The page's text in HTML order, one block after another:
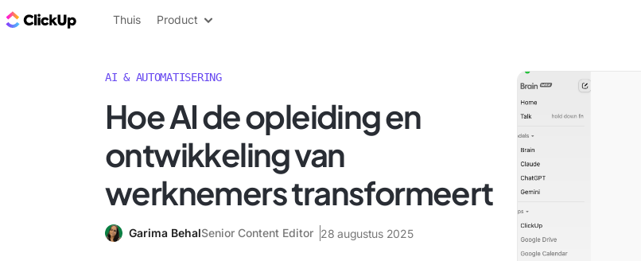
ClickUp Blog
Thuis Product
AI & AUTOMATISERING
Hoe AI de opleiding en
ontwikkeling van
werknemers transformeert
Garima BehalSenior Content Editor 28 augustus 2025